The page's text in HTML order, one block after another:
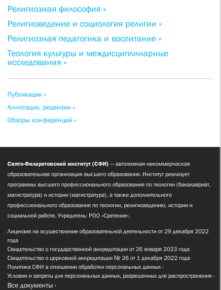
Религиозная философия »
Религиоведение и социология религии »
Религиозная педагогика и воспитание »
Теология культуры и междисциплинарные
исследования »
Публикации »
Аннотации, рецензии »
Обзоры конференций »
Свято-Филаретовский институт (СФИ) — автономная некоммерческая
образовательная организация высшего образования. Институт реализует
программы высшего профессионального образования по теологии (бакалавриат,
магистратура) и истории (магистратура), а также дополнительного
профессионального образования по теологии, религиоведению, истории и
социальной работе. Учредитель: РОО «Сретение».
Лицензия на осуществление образовательной деятельности от 29 декабря 2022
года
Свидетельство о государственной аккредитации от 26 января 2023 года
Свидетельство о церковной аккредитации № 26 от 1 декабря 2022 года
Политика СФИ в отношении обработки персональных данных
Условия и запреты для персональных данных, разрешенных для распространения
Все документы